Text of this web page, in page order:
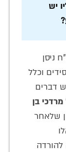
יש
ניסן
וכלל
דברים
מרדכי בן
שלאחר